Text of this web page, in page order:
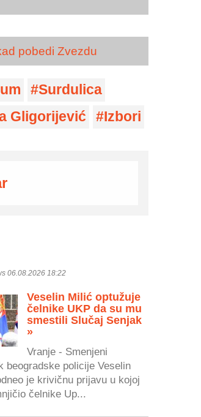
pobedi Zvezdu
Surdulica
Gligorijević Izbori
06.08.2026 18:22
Veselin Milić optužuje
čelnike UKP da su mu
smestili Slučaj Senjak
»
Vranje - Smenjeni
beogradske policije Veselin
je krivičnu prijavu u kojoj
čelnike Up...